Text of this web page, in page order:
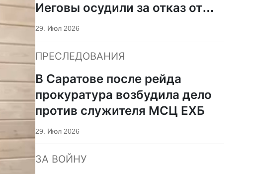
Иеговы осудили за отказ от
мобилизации
29. Июл 2026
ПРЕСЛЕДОВАНИЯ
В Саратове после рейда
прокуратура возбудила дело
против служителя МСЦ ЕХБ
29. Июл 2026
ЗА ВОЙНУ